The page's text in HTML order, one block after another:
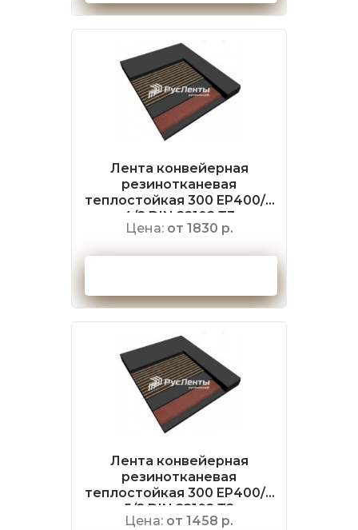
Лента конвейерная
резинотканевая
теплостойкая 300 EP400/3
4/2 DIN 22102 Т3
Цена: от 1830 р.
Лента конвейерная
резинотканевая
теплостойкая 300 EP400/3
5/2 DIN 22102 Т2
Цена: от 1458 р.